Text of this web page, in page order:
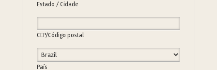
Estado / Cidade
CEP/Código postal
País